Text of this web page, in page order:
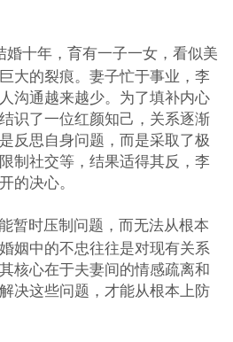
婚十年，育有一子一女，看似美
大的裂痕。妻子忙于事业，李
沟通越来越少。为了填补内心
识了一位红颜知己，关系逐渐
反思自身问题，而是采取了极
制社交等，结果适得其反，李
的决心。
暂时压制问题，而无法从根本
姻中的不忠往往是对现有关系
核心在于夫妻间的情感疏离和
决这些问题，才能从根本上防